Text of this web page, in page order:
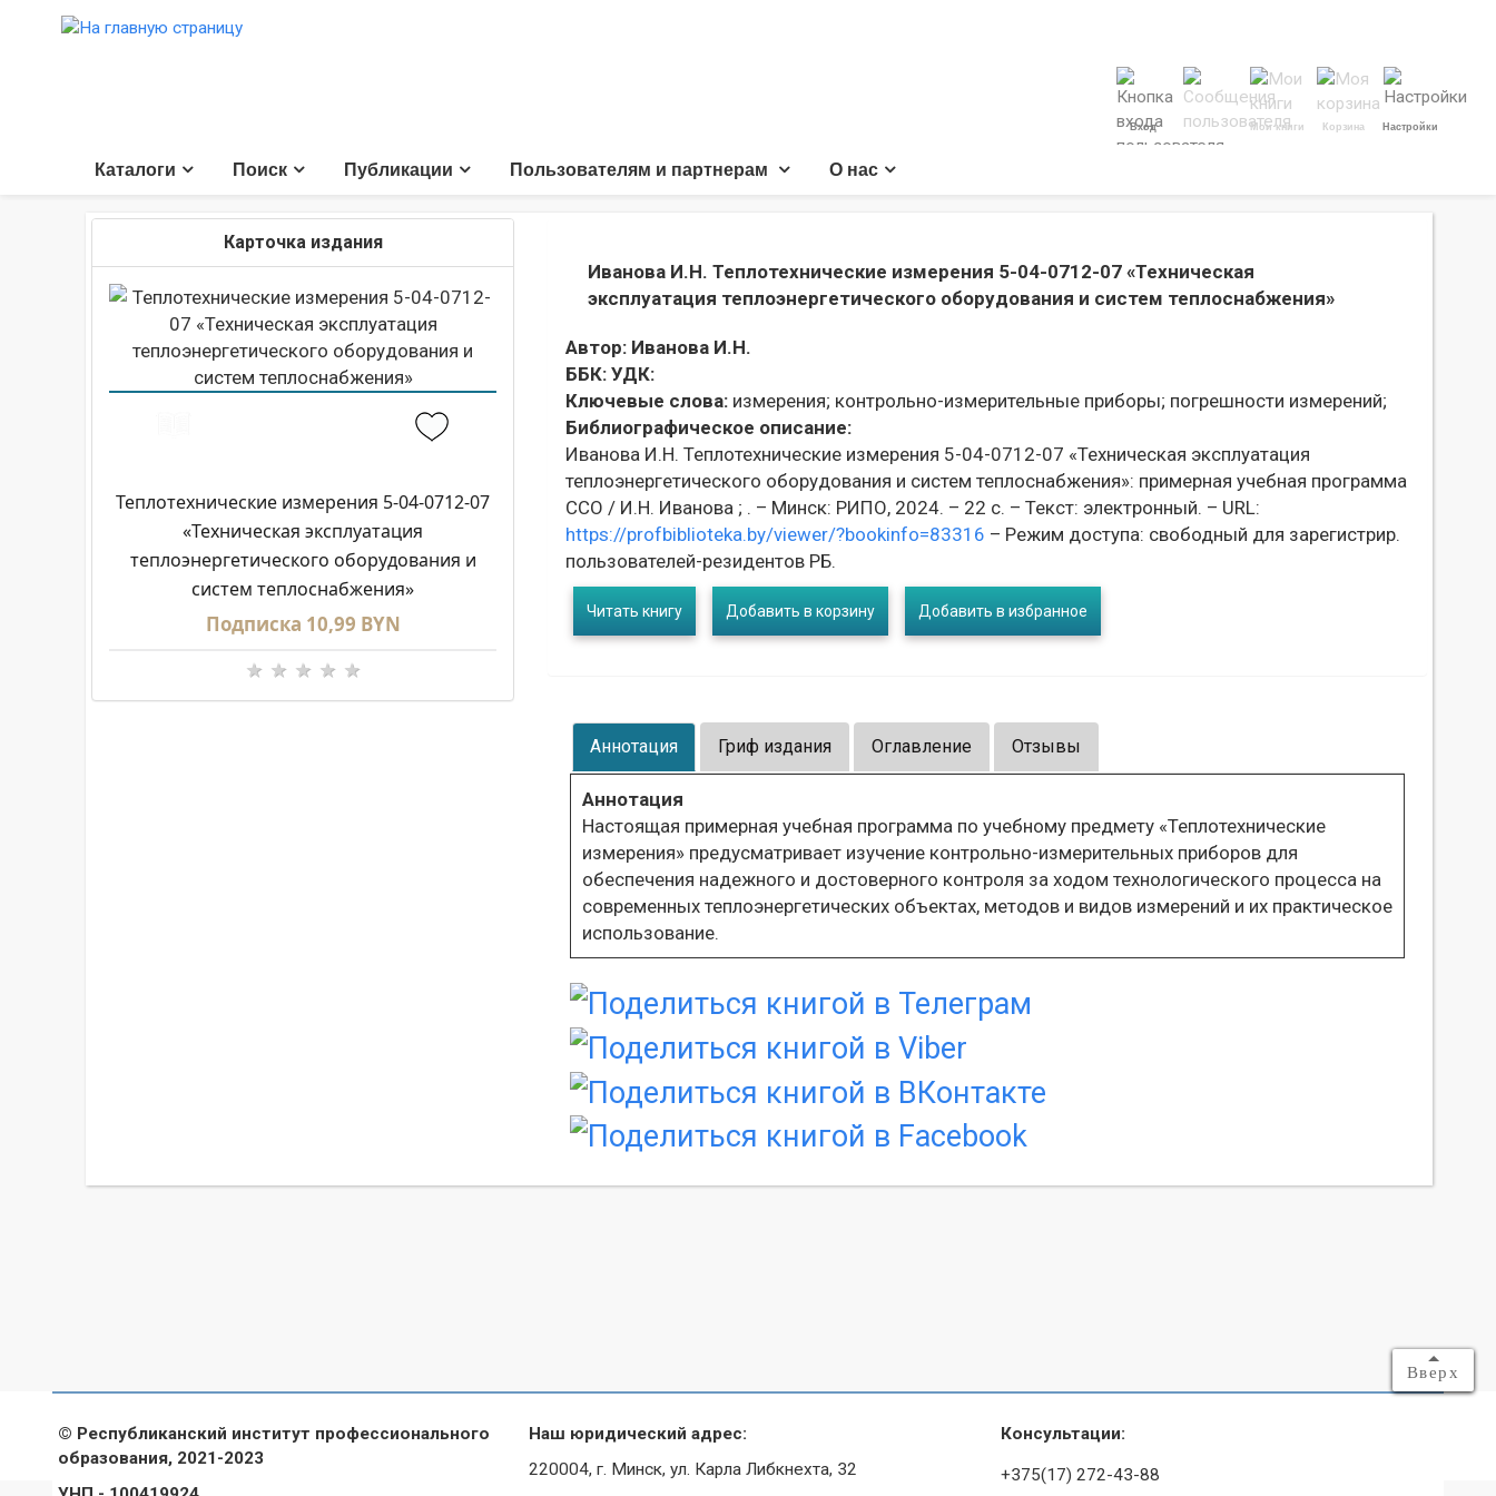
Вход Мои книги Корзина Настройки
Каталоги Поиск Публикации Пользователям и партнерам О нас
Карточка издания
Теплотехнические измерения 5-04-0712-07
«Техническая эксплуатация
теплоэнергетического оборудования и
систем теплоснабжения»
Подписка 10,99 BYN
Иванова И.Н. Теплотехнические измерения 5-04-0712-07 «Техническая
эксплуатация теплоэнергетического оборудования и систем теплоснабжения»
Автор: Иванова И.Н.
ББК: УДК:
Ключевые слова: измерения; контрольно-измерительные приборы; погрешности измерений;
Библиографическое описание:
Иванова И.Н. Теплотехнические измерения 5-04-0712-07 «Техническая эксплуатация
теплоэнергетического оборудования и систем теплоснабжения»: примерная учебная программа
ССО / И.Н. Иванова ; . – Минск: РИПО, 2024. – 22 с. – Текст: электронный. – URL:
https://profbiblioteka.by/viewer/?bookinfo=83316 – Режим доступа: свободный для зарегистрир.
пользователей-резидентов РБ.
Читать книгу Добавить в корзину Добавить в избранное
Аннотация Гриф издания Оглавление Отзывы
Аннотация
Настоящая примерная учебная программа по учебному предмету «Теплотехнические
измерения» предусматривает изучение контрольно-измерительных приборов для
обеспечения надежного и достоверного контроля за ходом технологического процесса на
современных теплоэнергетических объектах, методов и видов измерений и их практическое
использование.
Вверх
© Республиканский институт профессионального
образования, 2021-2023
Наш юридический адрес:
220004, г. Минск, ул. Карла Либкнехта, 32
Консультации:
+375(17) 272-43-88